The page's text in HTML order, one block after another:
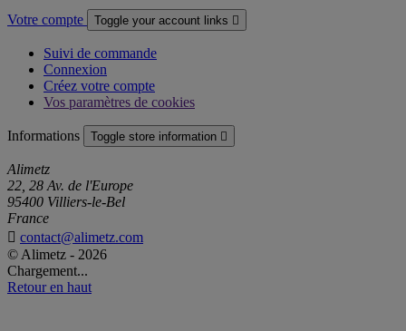
Votre compte Toggle your account links 
Suivi de commande
Connexion
Créez votre compte
Vos paramètres de cookies
Informations Toggle store information 
Alimetz
22, 28 Av. de l'Europe
95400 Villiers-le-Bel
France
 contact@alimetz.com
© Alimetz - 2026
Chargement...
Retour en haut